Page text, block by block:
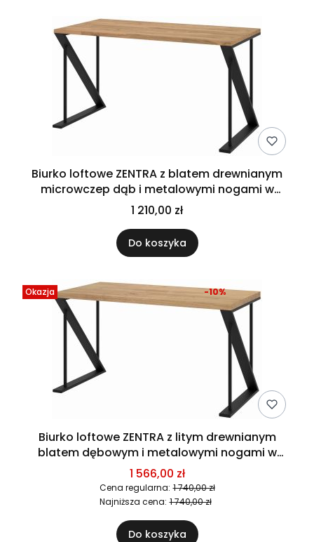
Biurko loftowe ZENTRA z blatem drewnianym
microwczep dąb i metalowymi nogami w
kształcie Z
1 210,00 zł
Do koszyka
Okazja
Biurko loftowe ZENTRA z litym drewnianym
blatem dębowym i metalowymi nogami w
kształcie Z
1 566,00 zł
Cena regularna: 1 740,00 zł
-10%
Najniższa cena: 1 740,00 zł
Do koszyka